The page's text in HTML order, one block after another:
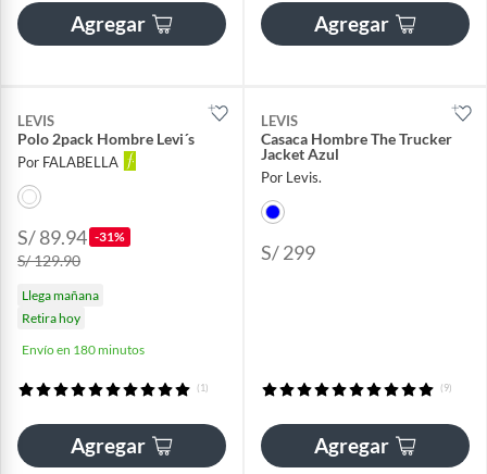
Agregar Agregar
LEVIS
Polo 2pack Hombre Levi´s
Por FALABELLA
S/ 89.94 -31%
S/ 129.90
Llega mañana
Retira hoy
Envío en 180 minutos
(1)
Agregar
LEVIS
Casaca Hombre The Trucker
Jacket Azul
Por Levis.
S/ 299
(9)
Agregar